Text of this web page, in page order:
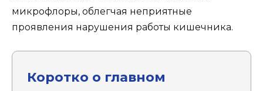
микрофлоры, облегчая неприятные
проявления нарушения работы кишечника.
Коротко о главном